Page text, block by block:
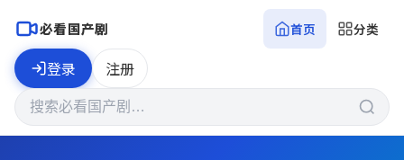
必看国产剧 首页 分类
登录 注册